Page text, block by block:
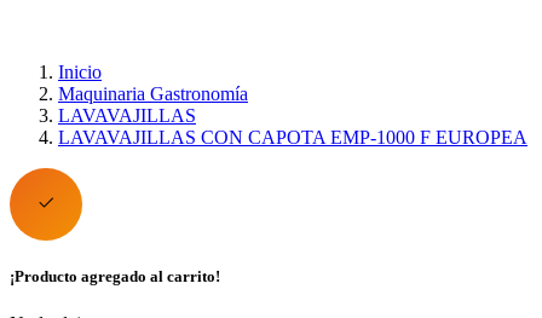
Inicio
Maquinaria Gastronomía
LAVAVAJILLAS
LAVAVAJILLAS CON CAPOTA EMP-1000 F EUROPEA
¡Producto agregado al carrito!